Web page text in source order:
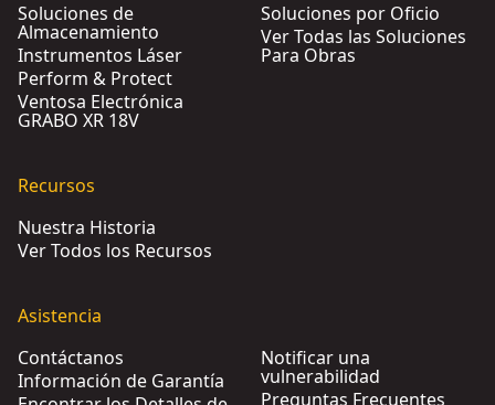
Soluciones de
Almacenamiento
Instrumentos Láser
Perform & Protect
Ventosa Electrónica
GRABO XR 18V
Soluciones por Oficio
Ver Todas las Soluciones
Para Obras
Recursos
Nuestra Historia
Ver Todos los Recursos
Asistencia
Contáctanos
Información de Garantía
Notificar una
vulnerabilidad
Preguntas Frecuentes